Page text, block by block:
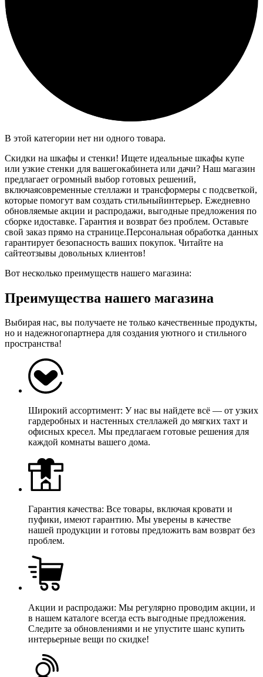
В этой категории нет ни одного товара.
Скидки на шкафы и стенки! Ищете идеальные шкафы купе
или узкие стенки для вашегокабинета или дачи? Наш магазин
предлагает огромный выбор готовых решений,
включаясовременные стеллажи и трансформеры с подсветкой,
которые помогут вам создать стильныйинтерьер. Ежедневно
обновляемые акции и распродажи, выгодные предложения по
сборке идоставке. Гарантия и возврат без проблем. Оставьте
свой заказ прямо на странице.Персональная обработка данных
гарантирует безопасность ваших покупок. Читайте на
сайтеотзывы довольных клиентов!
Вот несколько преимуществ нашего магазина:
Преимущества нашего магазина
Выбирая нас, вы получаете не только качественные продукты,
но и надежногопартнера для создания уютного и стильного
пространства!
Широкий ассортимент: У нас вы найдете всё — от узких
гардеробных и настенных стеллажей до мягких тахт и
офисных кресел. Мы предлагаем готовые решения для
каждой комнаты вашего дома.
Гарантия качества: Все товары, включая кровати и
пуфики, имеют гарантию. Мы уверены в качестве
нашей продукции и готовы предложить вам возврат без
проблем.
Акции и распродажи: Мы регулярно проводим акции, и
в нашем каталоге всегда есть выгодные предложения.
Следите за обновлениями и не упустите шанс купить
интерьерные вещи по скидке!